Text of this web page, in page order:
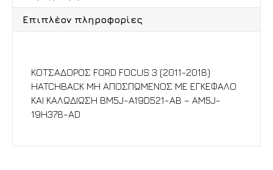
Επιπλέον πληροφορίες
ΚΟΤΣΑΔΟΡΟΣ FORD FOCUS 3 (2011-2018)
HATCHBACK ΜΗ ΑΠΟΣΠΩΜΕΝΟΣ ΜΕ ΕΓΚΕΦΑΛΟ
ΚΑΙ ΚΑΛΩΔΙΩΣΗ BM5J-A19D521-AB – AM5J-
19H378-AD